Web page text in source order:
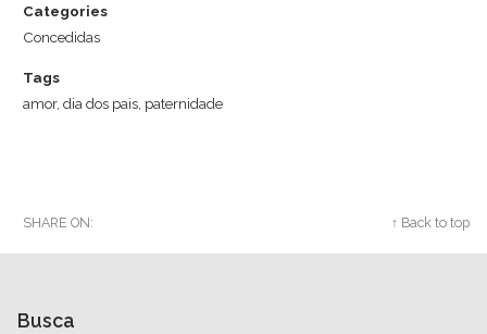
Categories
Concedidas
Tags
amor,dia dos pais, paternidade
SHARE ON: ↑ Back to top
Busca